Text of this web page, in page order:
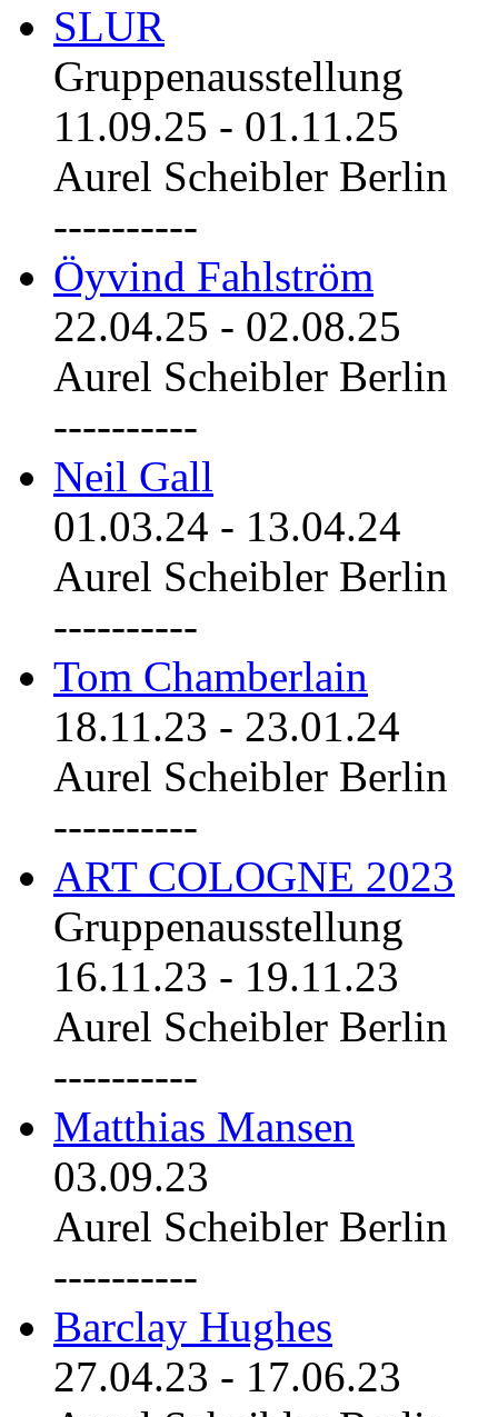
SLUR
Gruppenausstellung
11.09.25 - 01.11.25
Aurel Scheibler Berlin
----------
Öyvind Fahlström
22.04.25 - 02.08.25
Aurel Scheibler Berlin
----------
Neil Gall
01.03.24 - 13.04.24
Aurel Scheibler Berlin
----------
Tom Chamberlain
18.11.23 - 23.01.24
Aurel Scheibler Berlin
----------
ART COLOGNE 2023
Gruppenausstellung
16.11.23 - 19.11.23
Aurel Scheibler Berlin
----------
Matthias Mansen
03.09.23
Aurel Scheibler Berlin
----------
Barclay Hughes
27.04.23 - 17.06.23